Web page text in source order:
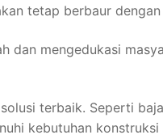
tetap berbaur
dan mengedukasi
terbaik. Seperti
kebutuhan